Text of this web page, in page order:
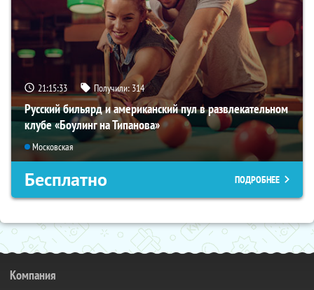
21:15:32 Получили: 314
Русский бильярд и американский пул в развлекательном
клубе «Боулинг на Типанова»
Московская
Бесплатно ПОДРОБНЕЕ
Компания